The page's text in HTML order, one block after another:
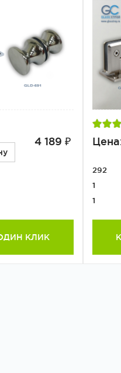
4 189 ₽
КЛИК
292
1
1